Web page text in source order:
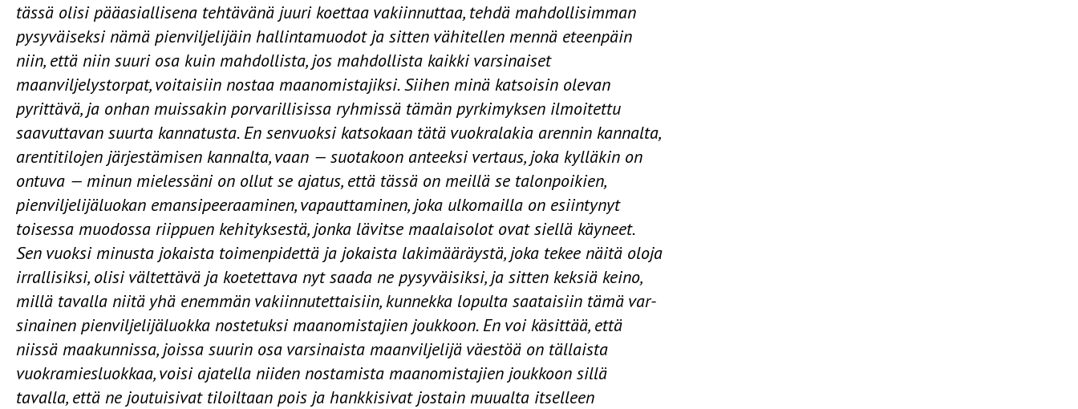
tässä olisi pääasialli­sena tehtävänä juuri koettaa vakiinnuttaa, tehdä mahdollisimman
pysyväi­seksi nämä pienviljelijäin hallintamuodot ja sitten vähitellen mennä eteen­päin
niin, että niin suuri osa kuin mahdollista, jos mahdollista kaikki varsi­naiset
maanviljelystorpat, voitaisiin nostaa maanomistajiksi. Siihen minä katsoisin olevan
pyrittävä, ja onhan muissakin porvarillisissa ryhmissä tämän pyrkimyksen ilmoitettu
saavuttavan suurta kannatusta. En senvuoksi katsokaan tätä vuokralakia arennin kannalta,
arentitilojen järjestämisen kannalta, vaan — suotakoon anteeksi vertaus, joka kylläkin on
ontuva — minun mielessäni on ollut se ajatus, että tässä on meillä se talonpoikien,
pienviljelijäluokan emansipeeraaminen, vapauttaminen, joka ulkomailla on esiintynyt
toisessa muodossa riippuen kehityksestä, jonka lävitse maalais­olot ovat siellä käyneet.
Sen vuoksi minusta jokaista toimenpidettä ja jo­kaista lakimääräystä, joka tekee näitä oloja
irrallisiksi, olisi vältettävä ja koetettava nyt saada ne pysyväisiksi, ja sitten keksiä keino,
millä tavalla niitä yhä enemmän vakiinnutettaisiin, kunnekka lopulta saataisiin tämä var­
sinainen pienviljelijäluokka nostetuksi maanomistajien joukkoon. En voi käsittää, että
niissä maakunnissa, joissa suurin osa varsinaista maanviljelijä­ väestöä on tällaista
vuokramiesluokkaa, voisi ajatella niiden nostamista maanomistajien joukkoon sillä
tavalla, että ne joutuisivat tiloiltaan pois ja hankkisivat jostain muualta itselleen